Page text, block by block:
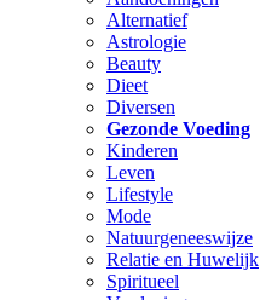
Alternatief
Astrologie
Beauty
Dieet
Diversen
Gezonde Voeding
Kinderen
Leven
Lifestyle
Mode
Natuurgeneeswijze
Relatie en Huwelijk
Spiritueel